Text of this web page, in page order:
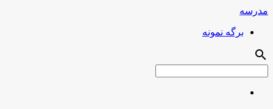
مدرسه
برگه نمونه
search